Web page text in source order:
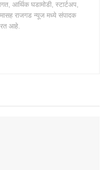
आर्थिक घडामोडी, स्टार्टअप,
राजगड न्यूज मध्ये संपादक
आहे.